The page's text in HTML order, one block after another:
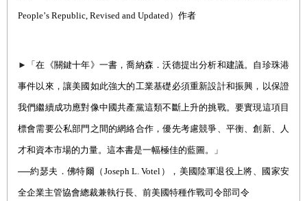
People’s Republic, Revised and Updated ） 作者
► 「在《關鍵十年》一書，喬納森．沃德提出分析和建議。自珍珠港
事件以來，讓美國如此強大的工業基礎必須重新設計和振興，以保證
我們繼續成功應對像中國共產黨這類不斷上升的挑戰。要實現這項目
標會需要公私部門之間的網絡合作，優先考慮競爭、平衡、創新、人
才和資本市場的力量。這本書是一幅極佳的藍圖。」
──約瑟夫．佛特爾 （ Joseph L. Votel ）， 美國陸軍退役上將、國家安
全企業主管協會總裁兼執行長、前美國特種作戰司令部司令